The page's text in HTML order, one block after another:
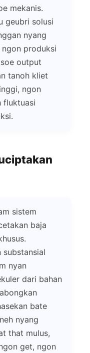
mekanis.
geubri solusi
nyang
produksi
output
tanoh kliet
ngon
fluktuasi
sistem
baja
substansial
nyan
dari bahan
bate
nyang
that mulus,
get, ngon